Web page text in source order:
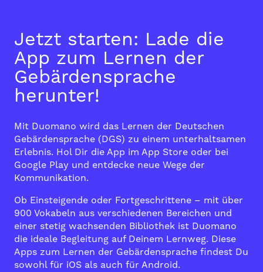
Jetzt starten: Lade die
App zum Lernen der
Gebärdensprache
herunter!
Mit Duomano wird das Lernen der Deutschen
Gebärdensprache (DGS) zu einem unterhaltsamen
Erlebnis. Hol Dir die App im App Store oder bei
Google Play und entdecke neue Wege der
Kommunikation.
Ob Einsteigende oder Fortgeschrittene – mit über
900 Vokabeln aus verschiedenen Bereichen und
einer stetig wachsenden Bibliothek ist Duomano
die ideale Begleitung auf Deinem Lernweg. Diese
Apps zum Lernen der Gebärdensprache findest Du
sowohl für iOS als auch für Android.